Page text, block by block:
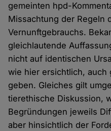
gemeinten hpd-
Missachtung der Regeln
Vernunftgebrauchs.
gleichlautende
nicht auf identischen
wie hier ersichtlich, auch
geben. Gleiches gilt
tierethische Diskussion,
Begründungen jeweils
aber hinsichtlich der